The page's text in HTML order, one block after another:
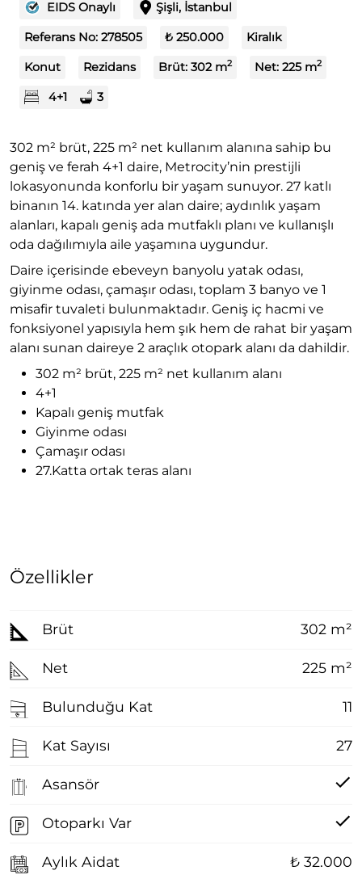
EIDS Onaylı Şişli, İstanbul
Referans No: 278505 ₺ 250.000 Kiralık
Konut Rezidans Brüt: 302 m2 Net: 225 m2
4+1 3
302 m² brüt, 225 m² net kullanım alanına sahip bu
geniş ve ferah 4+1 daire, Metrocity’nin prestijli
lokasyonunda konforlu bir yaşam sunuyor. 27 katlı
binanın 14. katında yer alan daire; aydınlık yaşam
alanları, kapalı geniş ada mutfaklı planı ve kullanışlı
oda dağılımıyla aile yaşamına uygundur.
Daire içerisinde ebeveyn banyolu yatak odası,
giyinme odası, çamaşır odası, toplam 3 banyo ve 1
misafir tuvaleti bulunmaktadır. Geniş iç hacmi ve
fonksiyonel yapısıyla hem şık hem de rahat bir yaşam
alanı sunan daireye 2 araçlık otopark alanı da dahildir.
302 m² brüt, 225 m² net kullanım alanı
4+1
Kapalı geniş mutfak
Giyinme odası
Çamaşır odası
27.Katta ortak teras alanı
Özellikler
Brüt 302 m²
Net 225 m²
Bulunduğu Kat 11
Kat Sayısı 27
Asansör
Otoparkı Var
Aylık Aidat ₺ 32.000